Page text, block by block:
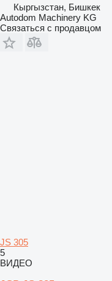
Кыргызстан, Бишкек
Autodom Machinery KG
Связаться с продавцом
JS 305
5
ВИДЕО